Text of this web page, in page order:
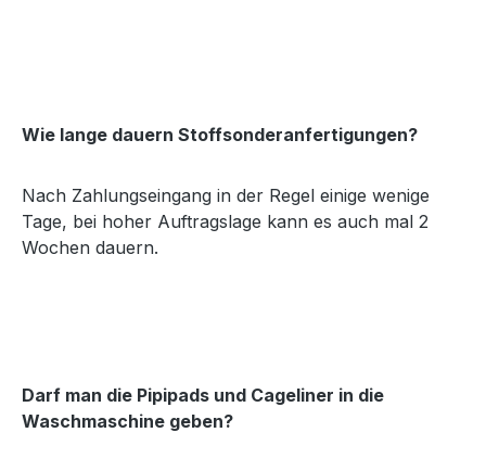
Wie lange dauern Stoffsonderanfertigungen?
Nach Zahlungseingang in der Regel einige wenige
Tage, bei hoher Auftragslage kann es auch mal 2
Wochen dauern.
Darf man die Pipipads und Cageliner in die
Waschmaschine geben?